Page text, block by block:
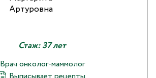
Стаж: 37 лет
Врач онколог-маммолог